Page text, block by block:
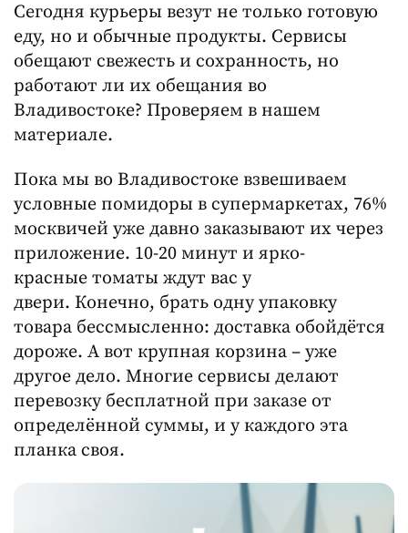
Сегодня курьеры везут не только готовую
еду, но и обычные продукты. Сервисы
обещают свежесть и сохранность, но
работают ли их обещания во
Владивостоке? Проверяем в нашем
материале.
Пока мы во Владивостоке взвешиваем
условные помидоры в супермаркетах, 76%
москвичей уже давно заказывают их через
приложение. 10-20 минут и ярко-
красные томаты ждут вас у
двери. Конечно, брать одну упаковку
товара бессмысленно: доставка обойдётся
дороже. А вот крупная корзина – уже
другое дело. Многие сервисы делают
перевозку бесплатной при заказе от
определённой суммы, и у каждого эта
планка своя.